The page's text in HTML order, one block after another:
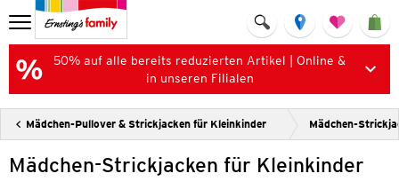
50% auf alle bereits reduzierten Artikel | Online &
in unseren Filialen
Mädchen-Pullover & Strickjacken für Kleinkinder Mädchen-
Mädchen-Strickjacken für Kleinkinder